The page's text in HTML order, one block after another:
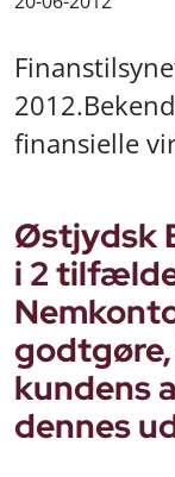
finansielle
Østjydsk
i 2
kundens
dennes